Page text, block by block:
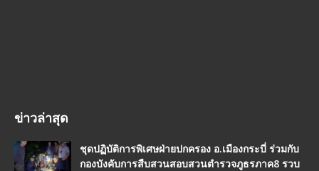
ข่าวล่าสุด
ชุดปฏิบัติการพิเศษฝ่ายปกครอง อ.เมืองกระบี่ ร่วมกับ
กองบังคับการสืบสวนสอบสวนตำรวจภูธรภาค8 รวบ